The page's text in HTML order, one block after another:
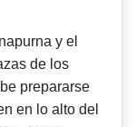
y el
de los
prepararse
en lo alto del